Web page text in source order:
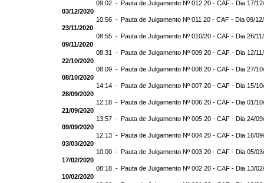
09:02 - Pauta de Julgamento Nº 012 20 - CAF - Dia 17/
03/12/2020
10:56 - Pauta de Julgamento Nº 011 20 - CAF - Dia 09/
23/11/2020
08:55 - Pauta de Julgamento Nº 010/20 - CAF - Dia 26/
09/11/2020
08:31 - Pauta de Julgamento Nº 009 20 - CAF - Dia 12/
22/10/2020
08:09 - Pauta de Julgamento Nº 008 20 - CAF - Dia 27/
08/10/2020
14:14 - Pauta de Julgamento Nº 007 20 - CAF - Dia 15/
28/09/2020
12:18 - Pauta de Julgamento Nº 006 20 - CAF - Dia 01/
21/09/2020
13:57 - Pauta de Julgamento Nº 005 20 - CAF - Dia 24/
09/09/2020
12:13 - Pauta de Julgamento Nº 004 20 - CAF - Dia 16/
03/03/2020
10:00 - Pauta de Julgamento Nº 003 20 - CAF - Dia 05/
17/02/2020
08:18 - Pauta de Julgamento Nº 002 20 - CAF - Dia 13/
10/02/2020